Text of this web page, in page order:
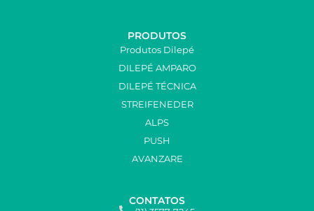
PRODUTOS
Produtos Dilepé
DILEPÉ AMPARO
DILEPÉ TÉCNICA
STREIFENEDER
ALPS
PUSH
AVANZARE
CONTATOS